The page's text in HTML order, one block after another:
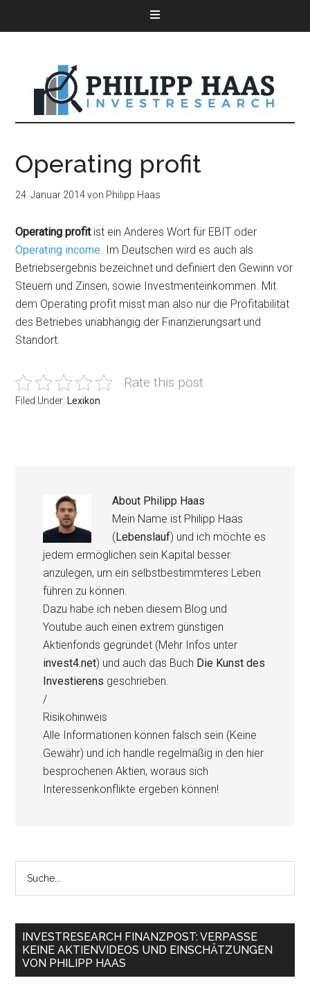
Operating profit
24. Januar 2014von Philipp Haas
Operating profitist ein Anderes Wort für EBIT oder
Operating income. Im Deutschen wird es auch als
Betriebsergebnis bezeichnet und definiert den Gewinn vor
Steuern und Zinsen, sowie Investmenteinkommen. Mit
dem Operating profit misst man also nur die Profitabilität
des Betriebes unabhängig der Finanzierungsart und
Standort.
Rate this post
Filed Under: Lexikon
About Philipp Haas
Mein Name ist Philipp Haas
(Lebenslauf) und ich möchte es
jedem ermöglichen sein Kapital besser
anzulegen, um ein selbstbestimmteres Leben
führen zu können.
Dazu habe ich neben diesem Blog und
Youtube auch einen extrem günstigen
Aktienfonds gegründet (Mehr Infos unter
invest4.net) und auch das Buch Die Kunst des
Investierens geschrieben.
/
Risikohinweis
Alle Informationen können falsch sein (Keine
Gewähr) und ich handle regelmäßig in den hier
besprochenen Aktien, woraus sich
Interessenkonflikte ergeben können!
INVESTRESEARCH FINANZPOST: VERPASSE
KEINE AKTIENVIDEOS UND EINSCHÄTZUNGEN
VON PHILIPP HAAS